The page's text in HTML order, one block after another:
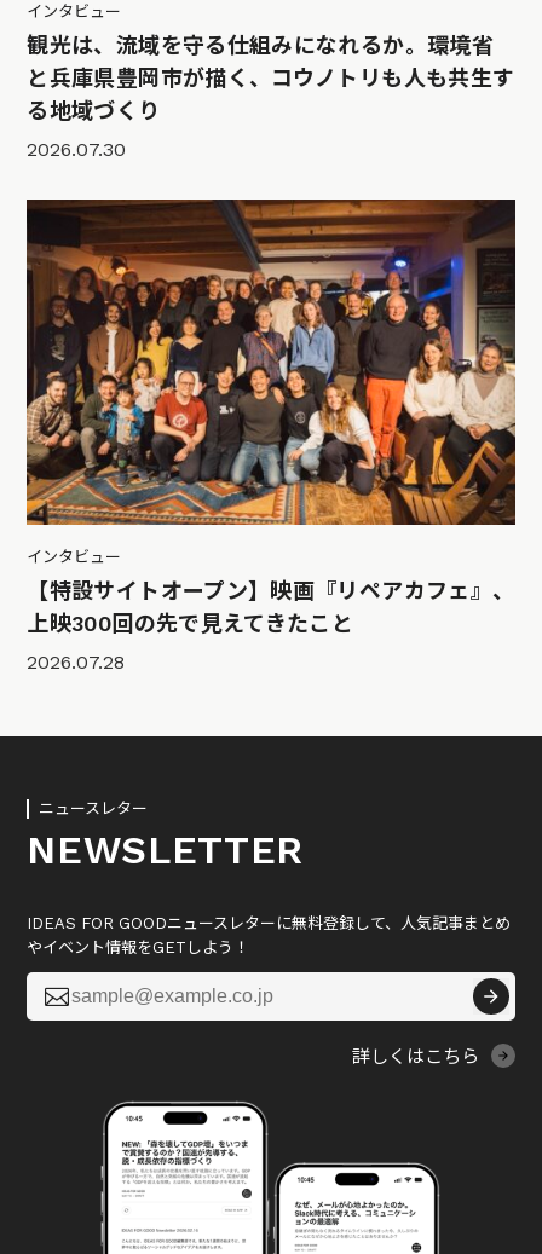
インタビュー
観光は、流域を守る仕組みになれるか。環境省
と兵庫県豊岡市が描く、コウノトリも人も共生す
る地域づくり
2026.07.30
インタビュー
【特設サイトオープン】映画『リペアカフェ』、
上映300回の先で見えてきたこと
2026.07.28
ニュースレター
NEWSLETTER
IDEAS FOR GOODニュースレターに無料登録して、人気記事まとめ
やイベント情報をGETしよう！

詳しくはこちら